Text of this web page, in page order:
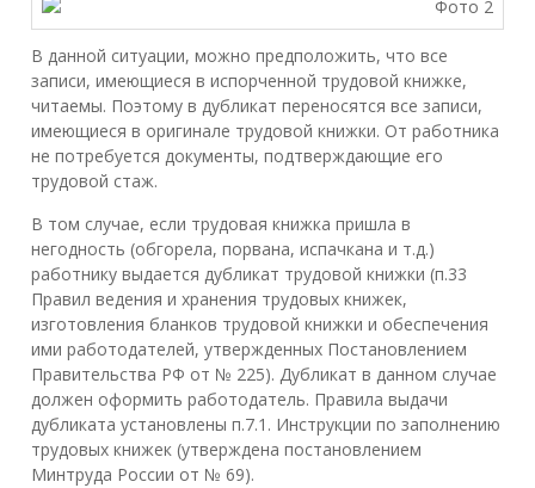
В данной ситуации, можно предположить, что все
записи, имеющиеся в испорченной трудовой книжке,
читаемы. Поэтому в дубликат переносятся все записи,
имеющиеся в оригинале трудовой книжки. От работника
не потребуется документы, подтверждающие его
трудовой стаж.
В том случае, если трудовая книжка пришла в
негодность (обгорела, порвана, испачкана и т.д.)
работнику выдается дубликат трудовой книжки (п.33
Правил ведения и хранения трудовых книжек,
изготовления бланков трудовой книжки и обеспечения
ими работодателей, утвержденных Постановлением
Правительства РФ от № 225). Дубликат в данном случае
должен оформить работодатель. Правила выдачи
дубликата установлены п.7.1. Инструкции по заполнению
трудовых книжек (утверждена постановлением
Минтруда России от № 69).